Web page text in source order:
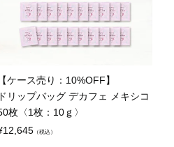
【ケース売り：10%OFF】
ドリップバッグ デカフェ メキシコ
枚〈1枚：10ｇ〉
12,645 （税込）